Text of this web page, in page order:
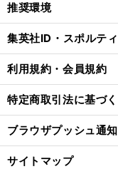
推奨環境
集英社ID・スポルテ
利用規約・会員規約
特定商取引法に基づ
ブラウザプッシュ通
サイトマップ